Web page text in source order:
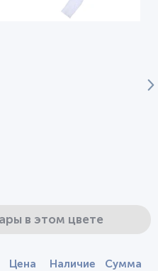
в этом цвете
Цена Наличие Сумма